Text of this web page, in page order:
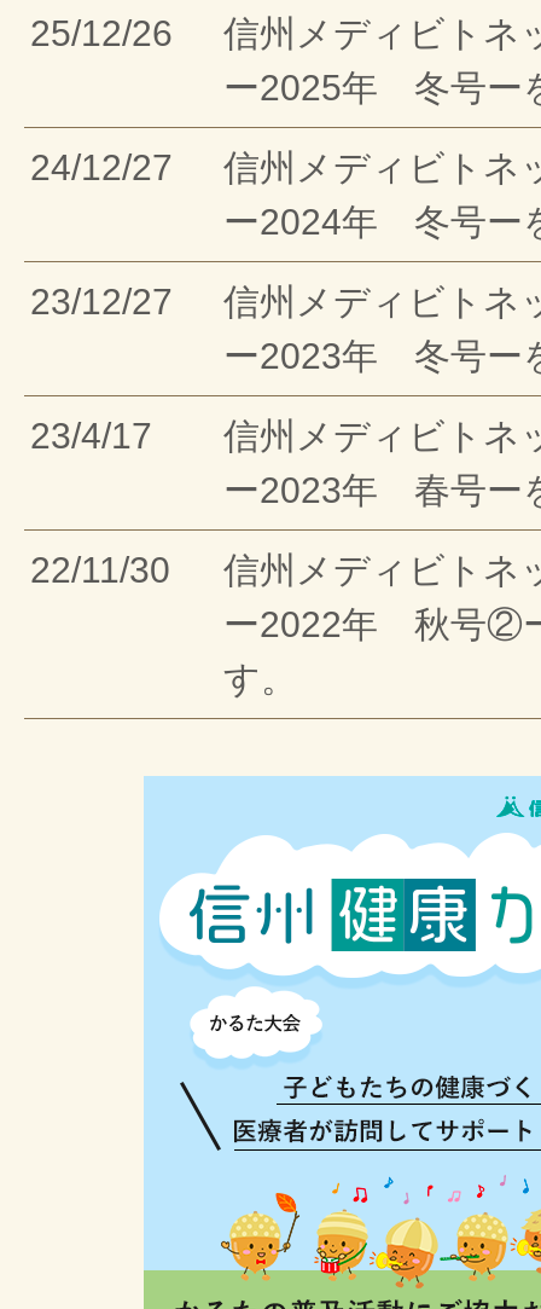
25/12/26
信州メディビトネ
ー2025年 冬号ー
24/12/27
信州メディビトネ
ー2024年 冬号ー
23/12/27
信州メディビトネ
ー2023年 冬号ー
23/4/17
信州メディビトネ
ー2023年 春号ー
22/11/30
信州メディビトネ
ー2022年 秋号②
す。